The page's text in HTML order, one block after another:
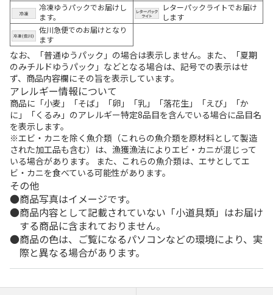
冷凍ゆうパックでお届けし
ます。
レターパックライトでお届け
します
佐川急便でのお届けとなり
ます
なお、「普通ゆうパック」の場合は表示しません。また、「夏期
のみチルドゆうパック」などとなる場合は、記号での表示はせ
ず、商品内容欄にその旨を表示しています。
アレルギー情報について
商品に「小麦」「そば」「卵」「乳」「落花生」「えび」「か
に」「くるみ」のアレルギー特定8品目を含んでいる場合に品目名
を表示します。
※エビ・カニを除く魚介類（これらの魚介類を原材料として製造
された加工品も含む）は、漁獲漁法によりエビ・カニが混じって
いる場合があります。 また、これらの魚介類は、エサとしてエ
ビ・カニを食べている可能性があります。
その他
商品写真はイメージです。
商品内容として記載されていない「小道具類」はお届け
する商品に含まれておりません。
商品の色は、ご覧になるパソコンなどの環境により、実
際と異なる場合があります。